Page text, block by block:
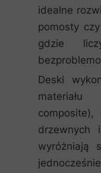
idealne
pomosty
gdzie
Deski
composite),
drzewnych
wyróżniają